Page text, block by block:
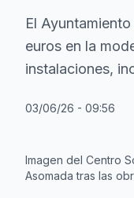
El
euros en la
instalaciones,
03/06/26 - 09:56
Imagen del Centro
Asomada tras las